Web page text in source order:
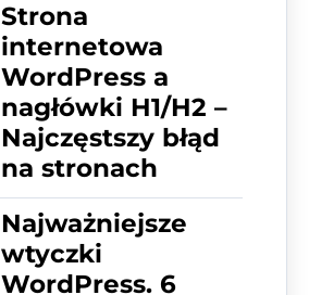
Strona
internetowa
WordPress a
nagłówki H1/H2 –
Najczęstszy błąd
na stronach
Najważniejsze
wtyczki
WordPress. 6